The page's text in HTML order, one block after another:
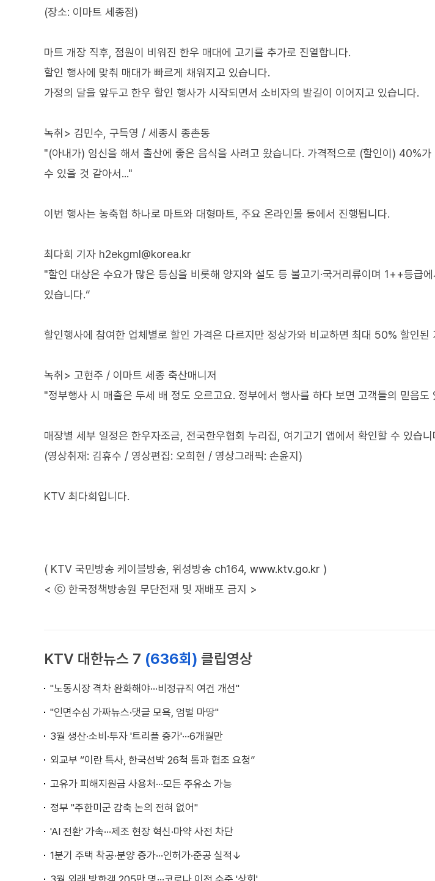
(장소: 이마트 세종점)
마트 개장 직후, 점원이 비워진 한우 매대에 고기를 추가로 진열합니다.
할인 행사에 맞춰 매대가 빠르게 채워지고 있습니다.
가정의 달을 앞두고 한우 할인 행사가 시작되면서 소비자의 발길이 이어지고 있습니다.
녹취> 김민수, 구득영 / 세종시 종촌동
"(아내가) 임신을 해서 출산에 좋은 음식을 사려고 왔습니다. 가격적으로 (할인이) 40%
수 있을 것 같아서..."
이번 행사는 농축협 하나로 마트와 대형마트, 주요 온라인몰 등에서 진행됩니다.
최다희 기자 h2ekgml@korea.kr
"할인 대상은 수요가 많은 등심을 비롯해 양지와 설도 등 불고기·국거리류이며 1++등급
있습니다.“
할인행사에 참여한 업체별로 할인 가격은 다르지만 정상가와 비교하면 최대 50% 할인된
녹취> 고현주 / 이마트 세종 축산매니저
"정부행사 시 매출은 두세 배 정도 오르고요. 정부에서 행사를 하다 보면 고객들의 믿음도
매장별 세부 일정은 한우자조금, 전국한우협회 누리집, 여기고기 앱에서 확인할 수 있습니
(영상취재: 김휴수 / 영상편집: 오희현 / 영상그래픽: 손윤지)
KTV 최다희입니다.
( KTV 국민방송 케이블방송, 위성방송 ch164, www.ktv.go.kr )
< ⓒ 한국정책방송원 무단전재 및 재배포 금지 >
KTV 대한뉴스 7 (636회) 클립영상
"노동시장 격차 완화해야···비정규직 여건 개선"
"인면수심 가짜뉴스·댓글 모욕, 엄벌 마땅"
3월 생산·소비·투자 '트리플 증가'···6개월만
외교부 “이란 특사, 한국선박 26척 통과 협조 요청”
고유가 피해지원금 사용처···모든 주유소 가능
정부 "주한미군 감축 논의 전혀 없어"
'AI 전환' 가속···제조 현장 혁신·마약 사전 차단
1분기 주택 착공·분양 증가···인허가·준공 실적↓